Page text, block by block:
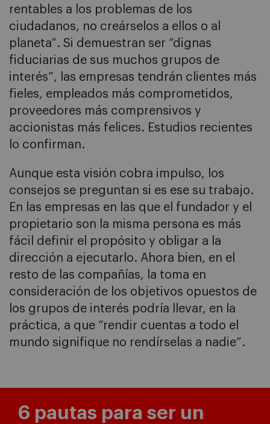
rentables a los problemas de los
ciudadanos, no creárselos a ellos o al
planeta”. Si demuestran ser “dignas
fiduciarias de sus muchos grupos de
interés”, las empresas tendrán clientes más
fieles, empleados más comprometidos,
proveedores más comprensivos y
accionistas más felices. Estudios recientes
lo confirman.
Aunque esta visión cobra impulso, los
consejos se preguntan si es ese su trabajo.
En las empresas en las que el fundador y el
propietario son la misma persona es más
fácil definir el propósito y obligar a la
dirección a ejecutarlo. Ahora bien, en el
resto de las compañías, la toma en
consideración de los objetivos opuestos de
los grupos de interés podría llevar, en la
práctica, a que “rendir cuentas a todo el
mundo signifique no rendírselas a nadie”.
6 pautas para ser un